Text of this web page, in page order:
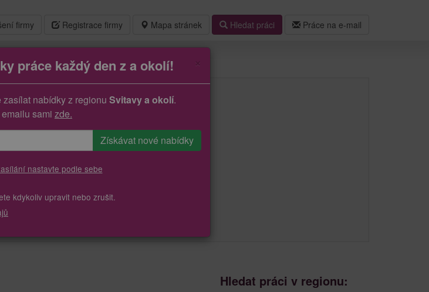
Mapa stránek Hledat práci Práce na e-mail
firmy Registrace firmy
práce každý den z a okolí!
nabídky z regionu Svitavy a okolí.
sami zde.
nastavte podle sebe
kdykoliv upravit nebo zrušit.
Hledat práci v regionu: